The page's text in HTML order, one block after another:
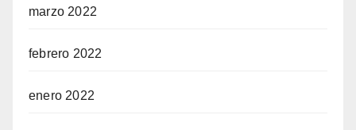
marzo 2022
febrero 2022
enero 2022